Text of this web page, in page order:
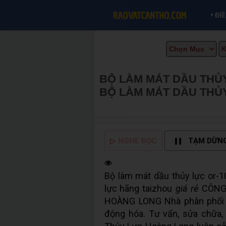
•
BỘ LÀM MÁT DẦU
BỘ LÀM MÁT DẦU
▷ TẠM
Bộ làm mát dầu thủy lực or-
lực hãng taizhou giá rẻ
HOÀNG LONG Nhà phân
động hóa. Tư vấn, sửa